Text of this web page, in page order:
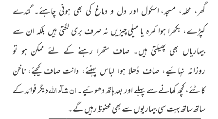
گھر، محلہ، مسجد، اسکول اور دل و دماغ کی بھی ہونی چاہئے۔ گندے
کپڑے، بکھرا ہوا کمرہ یا میلیچیزیں نہ صرف بری لگتی ہیں بلکہ ان سے
بیماریاں بھی پھیلتی ہیں۔ صاف ستھرا رہنے کے لئے ممکن ہو تو
روزانہ نہائیے، صاف دُھلا ہوا لباس پہنئے، دانت صاف کیجئے، ناخن
کاٹئے، کچھ کھانے سے پہلے اور بعد ہاتھ دھوئیے۔ان شآء اللہدیگر فوائد کے
ساتھ ساتھ بہت سی بیماریوں سے بھی محفوظ رہیں گے۔